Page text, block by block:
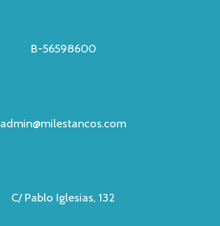
B-56598600
admin@milestancos.com
C/ Pablo Iglesias, 132